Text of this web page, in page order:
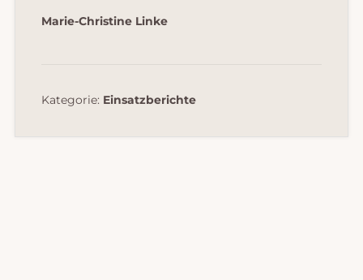
Marie-Christine Linke
Kategorie: Einsatzberichte